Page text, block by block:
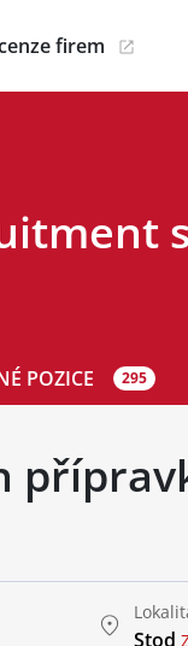
firem
POZICE 295
Stod